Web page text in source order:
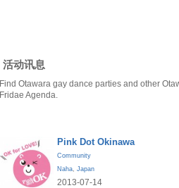
活动讯息
Find Otawara gay dance parties and other
Fridae Agenda.
Pink Dot Okinawa
Community
Naha, Japan
2013-07-14